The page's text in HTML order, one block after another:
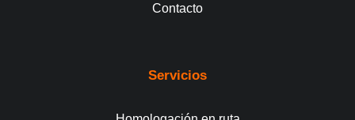
Contacto
Servicios